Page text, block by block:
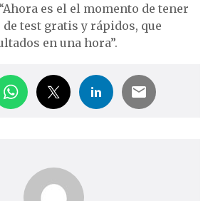
es el el momento de tener
test gratis y rápidos, que
en una hora”.